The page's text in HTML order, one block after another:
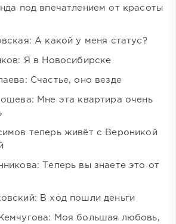
под впечатлением от красоты
А какой у меня статус?
Я в Новосибирске
Счастье, оно везде
Мне эта квартира очень
теперь живёт с Вероникой
Теперь вы знаете это от
В ход пошли деньги
Моя большая любовь,